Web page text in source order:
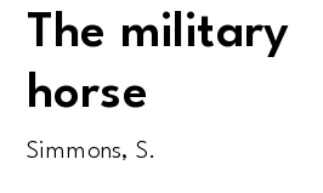
The military
horse
Simmons, S.